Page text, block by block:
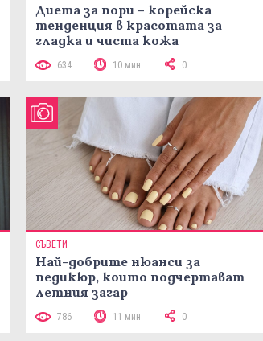
Диета за пори – корейска
тенденция в красотата за
гладка и чиста кожа
634 10 мин 0
СЪВЕТИ
Най-добрите нюанси за
педикюр, които подчертават
летния загар
786 11 мин 0